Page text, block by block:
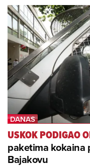
USKOK PODIGAO
paketima kokaina
Bajakovu